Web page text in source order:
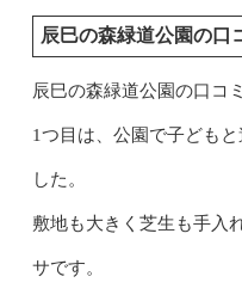
辰巳の森緑道公園の口
辰巳の森緑道公園の口コ
1つ目は、公園で子ども
した。
敷地も大きく芝生も手入
サです。